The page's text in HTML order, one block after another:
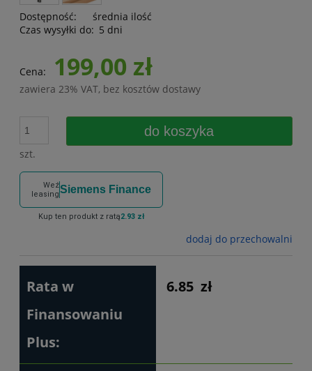
Dostępność:
średnia ilość
Czas wysyłki do: 5 dni
Cena: 199,00 zł
zawiera 23% VAT, bez kosztów dostawy
szt.
do koszyka
Weź
leasingSiemens Finance
Kup ten produkt z ratą2.93 zł
dodaj do przechowalni
Rata w
Finansowaniu
Plus:
6.85 zł